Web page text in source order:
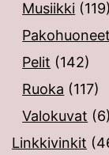
Musiikki (119)
Pakohuoneet
Pelit (142)
Ruoka (117)
Valokuvat (6)
Linkkivinkit